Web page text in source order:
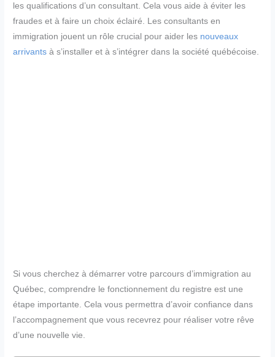
les qualifications d’un consultant. Cela vous aide à éviter les
fraudes et à faire un choix éclairé. Les consultants en
immigration jouent un rôle crucial pour aider les nouveaux
arrivants à s’installer et à s’intégrer dans la société québécoise.
Si vous cherchez à démarrer votre parcours d’immigration au
Québec, comprendre le fonctionnement du registre est une
étape importante. Cela vous permettra d’avoir confiance dans
l’accompagnement que vous recevrez pour réaliser votre rêve
d’une nouvelle vie.